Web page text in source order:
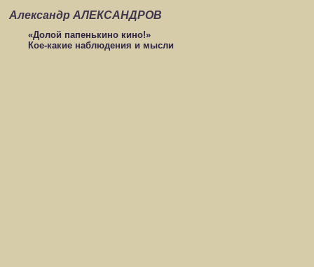
Александр АЛЕКСАНДРОВ
«Долой папенькино кино!»
Кое‑какие наблюдения и мысли